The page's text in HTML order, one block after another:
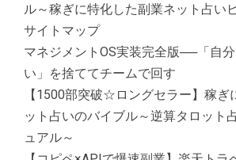
ル～稼ぎに特化した副業ネット占い
サイトマップ
マネジメントOS実装完全版──「自
い」を捨ててチームで回す
【1500部突破☆ロングセラー】稼ぎ
ット占いのバイブル～逆算タロット
ュアル～